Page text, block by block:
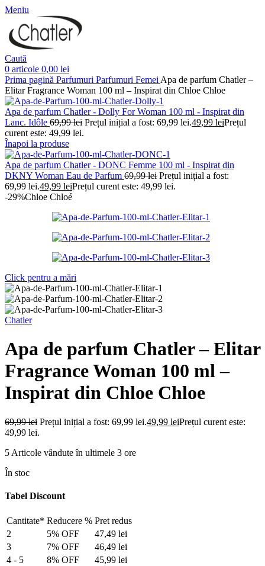
Meniu
Caută
0 articole 0,00 lei
Prima pagină Parfumuri Parfumuri Femei Apa de parfum Chatler –
Elitar Fragrance Woman 100 ml – Inspirat din Chloe Chloe
Apa de parfum Chatler - Dolly For Woman 100 ml - Inspirat din
Lanc. Idôle 69,99lei Prețul inițial a fost: 69,99 lei.49,99 leiPrețul
curent este: 49,99 lei.
Înapoi la produse
Apa de parfum Chatler - DONC Femme 100 ml - Inspirat din
DKNY Woman Eau de Parfum 69,99lei Prețul inițial a fost:
69,99 lei.49,99 leiPrețul curent este: 49,99 lei.
-29%Chloe Chloé
Click pentru a mări
Chatler
Apa de parfum Chatler – Elitar
Fragrance Woman 100 ml –
Inspirat din Chloe Chloe
69,99lei Prețul inițial a fost: 69,99 lei.49,99 leiPrețul curent este:
49,99 lei.
5 Articole vândute în ultimele 3 ore
În stoc
Tabel Discount
Cantitate* Reducere % Pret redus
2
5% OFF 47,49 lei
3
7% OFF 46,49 lei
4 - 5
8% OFF 45,99 lei